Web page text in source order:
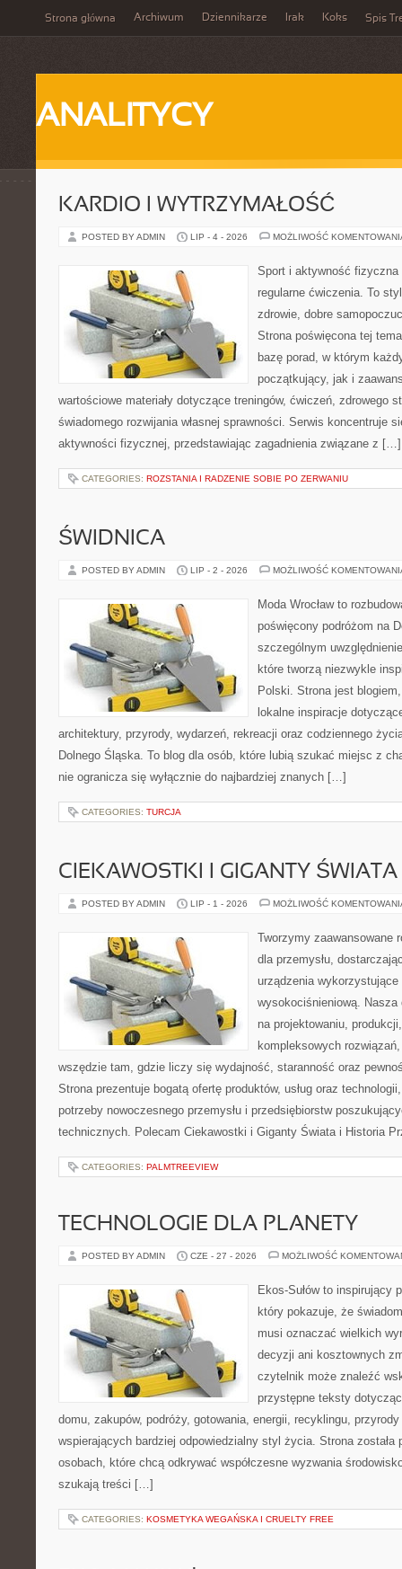
Strona główna Archiwum Dziennikarze Irak Koks Spis
ANALITYCY
KARDIO I WYTRZYMAŁOŚĆ
POSTED BY ADMIN LIP - 4 - 2026 MOŻLIWOŚĆ
Sport i aktywność
regularne ćwiczenia. To
zdrowie, dobre
Strona poświęcona tej
bazę porad, w którym
początkujący, jak i
wartościowe materiały dotyczące treningów, ćwiczeń, zdrowego
świadomego rozwijania własnej sprawności. Serwis koncentruje
aktywności fizycznej, przedstawiając zagadnienia związane z […]
CATEGORIES: ROZSTANIA I RADZENIE SOBIE PO ZERWANIU
ŚWIDNICA
POSTED BY ADMIN LIP - 2 - 2026 MOŻLIWOŚĆ
Moda Wrocław to
poświęcony podróżom na
szczególnym
które tworzą niezwykle
Polski. Strona jest
lokalne inspiracje
architektury, przyrody, wydarzeń, rekreacji oraz codziennego
Dolnego Śląska. To blog dla osób, które lubią szukać miejsc z
nie ogranicza się wyłącznie do najbardziej znanych […]
CATEGORIES: TURCJA
CIEKAWOSTKI I GIGANTY ŚWIATA
POSTED BY ADMIN LIP - 1 - 2026 MOŻLIWOŚĆ
Tworzymy zaawansowane
dla przemysłu,
urządzenia wykorzystujące
wysokociśnieniową. Nasza
na projektowaniu,
kompleksowych
wszędzie tam, gdzie liczy się wydajność, staranność oraz
Strona prezentuje bogatą ofertę produktów, usług oraz
potrzeby nowoczesnego przemysłu i przedsiębiorstw
technicznych. Polecam Ciekawostki i Giganty Świata i Historia
CATEGORIES: PALMTREEVIEW
TECHNOLOGIE DLA PLANETY
POSTED BY ADMIN CZE - 27 - 2026 MOŻLIWOŚĆ
Ekos-Sułów to inspirujący
który pokazuje, że
musi oznaczać wielkich
decyzji ani kosztownych
czytelnik może znaleźć
przystępne teksty
domu, zakupów, podróży, gotowania, energii, recyklingu,
wspierających bardziej odpowiedzialny styl życia. Strona została
osobach, które chcą odkrywać współczesne wyzwania
szukają treści […]
CATEGORIES: KOSMETYKA WEGAŃSKA I CRUELTY FREE